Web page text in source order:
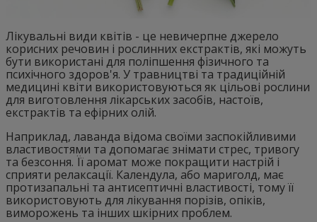
Лікувальні види квітів - це невичерпне джерело
корисних речовин і рослинних екстрактів, які можуть
бути використані для поліпшення фізичного та
психічного здоров'я. У травництві та традиційній
медицині квіти використовуються як цільові рослини
для виготовлення лікарських засобів, настоїв,
екстрактів та ефірних олій.
Наприклад, лаванда відома своїми заспокійливими
властивостями та допомагає знімати стрес, тривогу
та безсоння. Її аромат може покращити настрій і
сприяти релаксації. Календула, або мариголд, має
протизапальні та антисептичні властивості, тому її
використовують для лікування порізів, опіків,
виморожень та інших шкірних проблем.